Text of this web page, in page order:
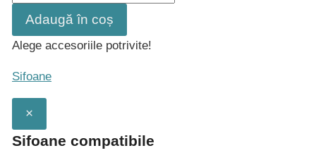
Chiuveta
bucatarie
granit
620
Adaugă în coș
Alege accesoriile potrivite!
Sifoane
×
Sifoane compatibile